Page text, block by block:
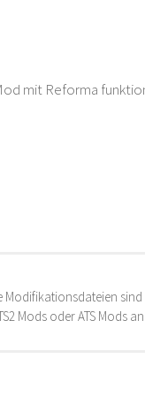
mit Reforma
Mods oder ATS Mods